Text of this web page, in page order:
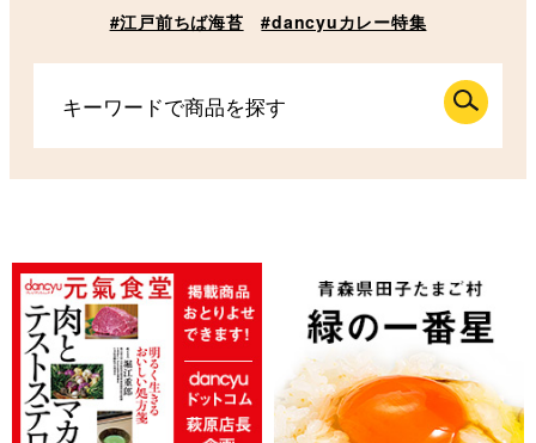
#江戸前ちば海苔 #dancyuカレー特集